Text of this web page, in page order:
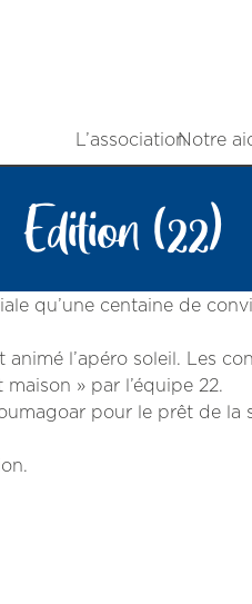
L’associationNotre
(22)
qu’une centaine de
l’apéro soleil. Les
» par l’équipe 22.
pour le prêt de